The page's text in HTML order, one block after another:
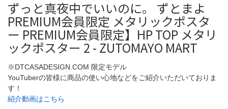
ずっと真夜中でいいのに。 ずとまよ
PREMIUM会員限定 メタリックポスタ
ー PREMIUM会員限定】HP TOP メタリ
ックポスター 2 - ZUTOMAYO MART
※DTCASADESIGN.COM 限定モデル
YouTuberの皆様に商品の使い心地などをご紹介いただいておりま
す！
紹介動画はこちら